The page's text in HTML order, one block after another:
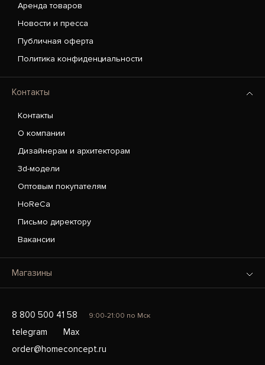
Аренда товаров
Новости и пресса
Публичная оферта
Политика конфиденциальности
Контакты
Контакты
О компании
Дизайнерам и архитекторам
3d-модели
Оптовым покупателям
HoReCa
Письмо директору
Вакансии
Магазины
8 800 500 41 58 9:00-21:00 по Мск
telegram
Max
order@homeconcept.ru